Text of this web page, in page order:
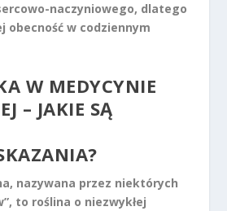
naczyniowego, dlatego
obecność w codziennym
W MEDYCYNIE
– JAKIE SĄ
nazywana przez niektórych
to roślina o niezwykłej